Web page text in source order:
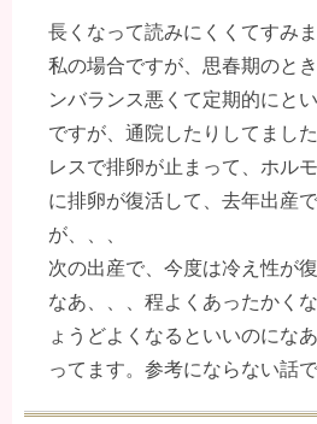
長くなって読みにくくてすみま
私の場合ですが、思春期のと
ンバランス悪くて定期的にと
ですが、通院したりしてまし
レスで排卵が止まって、ホル
に排卵が復活して、去年出産
が、、、
次の出産で、今度は冷え性が
なあ、、、程よくあったかく
ょうどよくなるといいのにな
ってます。参考にならない話